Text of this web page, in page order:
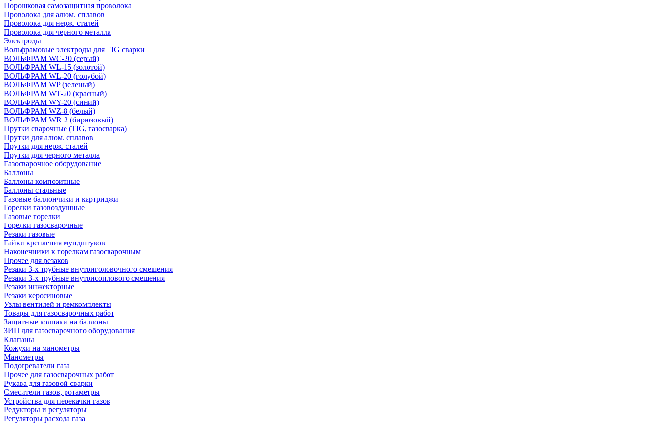
Порошковая самозащитная проволока
Проволока для алюм. сплавов
Проволока для нерж. сталей
Проволока для черного металла
Электроды
Вольфрамовые электроды для TIG сварки
ВОЛЬФРАМ WC-20 (серый)
ВОЛЬФРАМ WL-15 (золотой)
ВОЛЬФРАМ WL-20 (голубой)
ВОЛЬФРАМ WP (зеленый)
ВОЛЬФРАМ WT-20 (красный)
ВОЛЬФРАМ WY-20 (синий)
ВОЛЬФРАМ WZ-8 (белый)
ВОЛЬФРАМ WR-2 (бирюзовый)
Прутки сварочные (TIG, газосварка)
Прутки для алюм. сплавов
Прутки для нерж. сталей
Прутки для черного металла
Газосварочное оборудование
Баллоны
Баллоны композитные
Баллоны стальные
Газовые баллончики и картриджи
Горелки газовоздушные
Газовые горелки
Горелки газосварочные
Резаки газовые
Гайки крепления мундштуков
Наконечники к горелкам газосварочным
Прочее для резаков
Резаки 3-х трубные внутриголовочного смешения
Резаки 3-х трубные внутрисоплового смешения
Резаки инжекторные
Резаки керосиновые
Узлы вентилей и ремкомплекты
Товары для газосварочных работ
Защитные колпаки на баллоны
ЗИП для газосварочного оборудования
Клапаны
Кожухи на манометры
Манометры
Подогреватели газа
Прочее для газосварочных работ
Рукава для газовой сварки
Смесители газов, ротаметры
Устройства для перекачки газов
Редукторы и регуляторы
Регуляторы расхода газа